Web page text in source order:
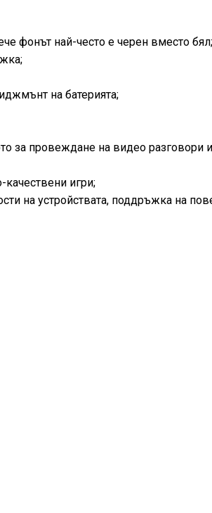
фонът най-често е черен вместо бял;
на батерията;
за провеждане на видео разговори и
качествени игри;
на устройствата, поддръжка на